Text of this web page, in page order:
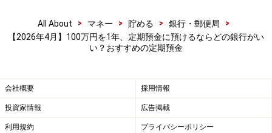
All About > マネー > 貯める > 銀行・郵便局
>
【2026年4月】100万円を1年、定期預金に預けるならどの銀行がい
い？おすすめの定期預金
会社概要 採用情報
投資家情報 広告掲載
利用規約 プライバシーポリシー